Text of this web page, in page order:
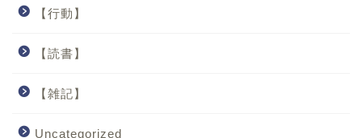
【行動】
【読書】
【雑記】
Uncategorized